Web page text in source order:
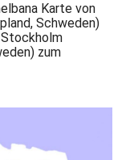
Karte von
Schweden)
Stockholm
zum